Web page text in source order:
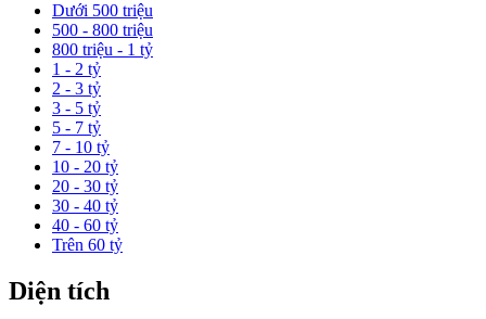
Dưới 500 triệu
500 - 800 triệu
800 triệu - 1 tỷ
1 - 2 tỷ
2 - 3 tỷ
3 - 5 tỷ
5 - 7 tỷ
7 - 10 tỷ
10 - 20 tỷ
20 - 30 tỷ
30 - 40 tỷ
40 - 60 tỷ
Trên 60 tỷ
Diện tích